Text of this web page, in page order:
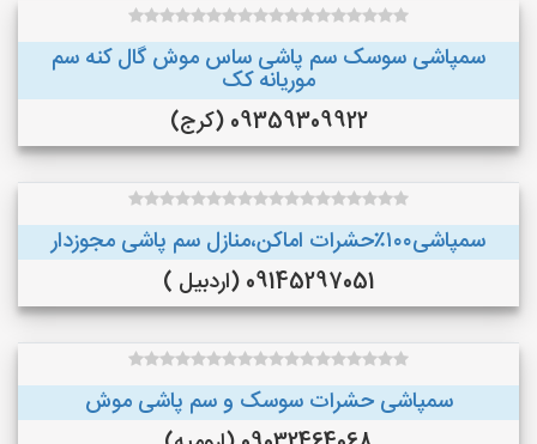
سمپاشی سوسک سم پاشی ساس موش گال کنه سم
موریانه کک
09359309922 (کرج)
سمپاشی۱۰۰٪حشرات اماکن،منازل سم پاشی مجوزدار
09145297051 (اردبیل )
سمپاشی حشرات سوسک و سم پاشی موش